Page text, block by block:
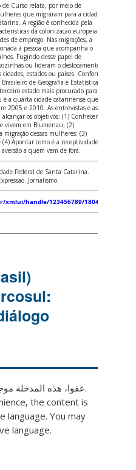
de Curso relata, por meio de
que migraram para a cidade
A região é conhecida pela
da colonização europeia e
de emprego. Nas migrações, a
à pessoa que acompanha o
Fugindo desse papel de
ou lideram o deslocamento
estados ou países. Conforme
de Geografia e Estatística
estado mais procurado para se
a quarta cidade catarinense que
2005 e 2010. As entrevistas e as
os objetivos: (1) Conhecer a
vivem em Blumenau; (2)
migração dessas mulheres; (3)
(4) Apontar como é a receptividade
a quem vem de fora.
Federal de Santa Catarina.
Jornalismo.
handle/123456789/180499
عفوا، هذه المدخلة.
the content is
language. You may
language.